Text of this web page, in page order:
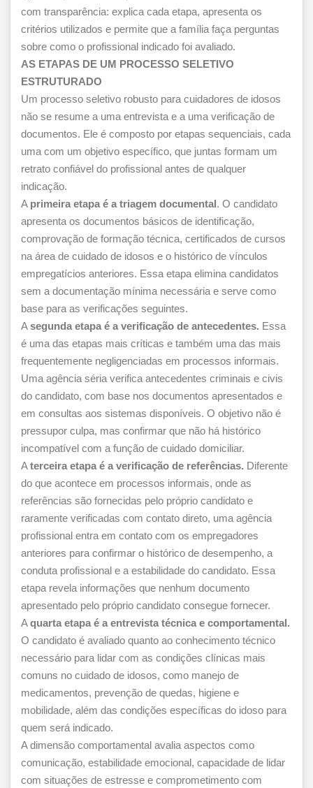
com transparência: explica cada etapa, apresenta os
critérios utilizados e permite que a família faça perguntas
sobre como o profissional indicado foi avaliado.
AS ETAPAS DE UM PROCESSO SELETIVO
ESTRUTURADO
Um processo seletivo robusto para cuidadores de idosos
não se resume a uma entrevista e a uma verificação de
documentos. Ele é composto por etapas sequenciais, cada
uma com um objetivo específico, que juntas formam um
retrato confiável do profissional antes de qualquer
indicação.
A primeira etapa é a triagem documental. O candidato
apresenta os documentos básicos de identificação,
comprovação de formação técnica, certificados de cursos
na área de cuidado de idosos e o histórico de vínculos
empregatícios anteriores. Essa etapa elimina candidatos
sem a documentação mínima necessária e serve como
base para as verificações seguintes.
Asegunda etapa é a verificação de antecedentes. Essa
é uma das etapas mais críticas e também uma das mais
frequentemente negligenciadas em processos informais.
Uma agência séria verifica antecedentes criminais e civis
do candidato, com base nos documentos apresentados e
em consultas aos sistemas disponíveis. O objetivo não é
pressupor culpa, mas confirmar que não há histórico
incompatível com a função de cuidado domiciliar.
Aterceira etapa é a verificação de referências. Diferente
do que acontece em processos informais, onde as
referências são fornecidas pelo próprio candidato e
raramente verificadas com contato direto, uma agência
profissional entra em contato com os empregadores
anteriores para confirmar o histórico de desempenho, a
conduta profissional e a estabilidade do candidato. Essa
etapa revela informações que nenhum documento
apresentado pelo próprio candidato consegue fornecer.
Aquarta etapa é a entrevista técnica e comportamental.
O candidato é avaliado quanto ao conhecimento técnico
necessário para lidar com as condições clínicas mais
comuns no cuidado de idosos, como manejo de
medicamentos, prevenção de quedas, higiene e
mobilidade, além das condições específicas do idoso para
quem será indicado.
A dimensão comportamental avalia aspectos como
comunicação, estabilidade emocional, capacidade de lidar
com situações de estresse e comprometimento com